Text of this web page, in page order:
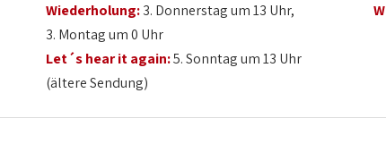
Wiederholung:3. Donnerstag um 13 Uhr,
3. Montag um 0 Uhr
Let´s hear it again:5. Sonntag um 13 Uhr
(ältere Sendung)